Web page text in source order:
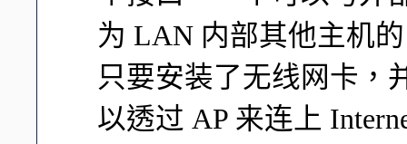
为 LAN 内部其他主机
只要安装了无线网卡，
以透过 AP 来连上